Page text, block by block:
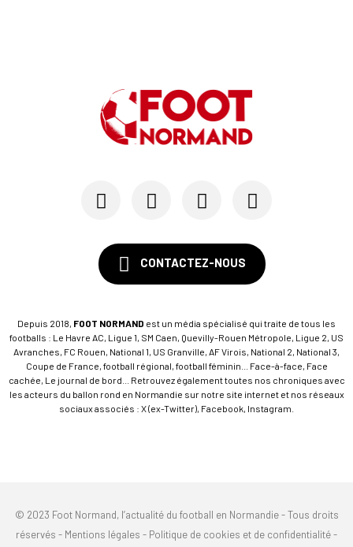
CONTACTEZ-NOUS
Depuis 2018, FOOT NORMAND est un média spécialisé qui traite de tous les
footballs : Le Havre AC, Ligue 1, SM Caen, Quevilly-Rouen Métropole, Ligue 2, US
Avranches, FC Rouen, National 1, US Granville, AF Virois, National 2, National 3,
Coupe de France, football régional, football féminin... Face-à-face, Face
cachée, Le journal de bord... Retrouvez également toutes nos chroniques avec
les acteurs du ballon rond en Normandie sur notre site internet et nos réseaux
sociaux associés : X (ex-Twitter), Facebook, Instagram.
© 2023 Foot Normand, l’actualité du football en Normandie - Tous droits
réservés - Mentions légales - Politique de cookies et de confidentialité-